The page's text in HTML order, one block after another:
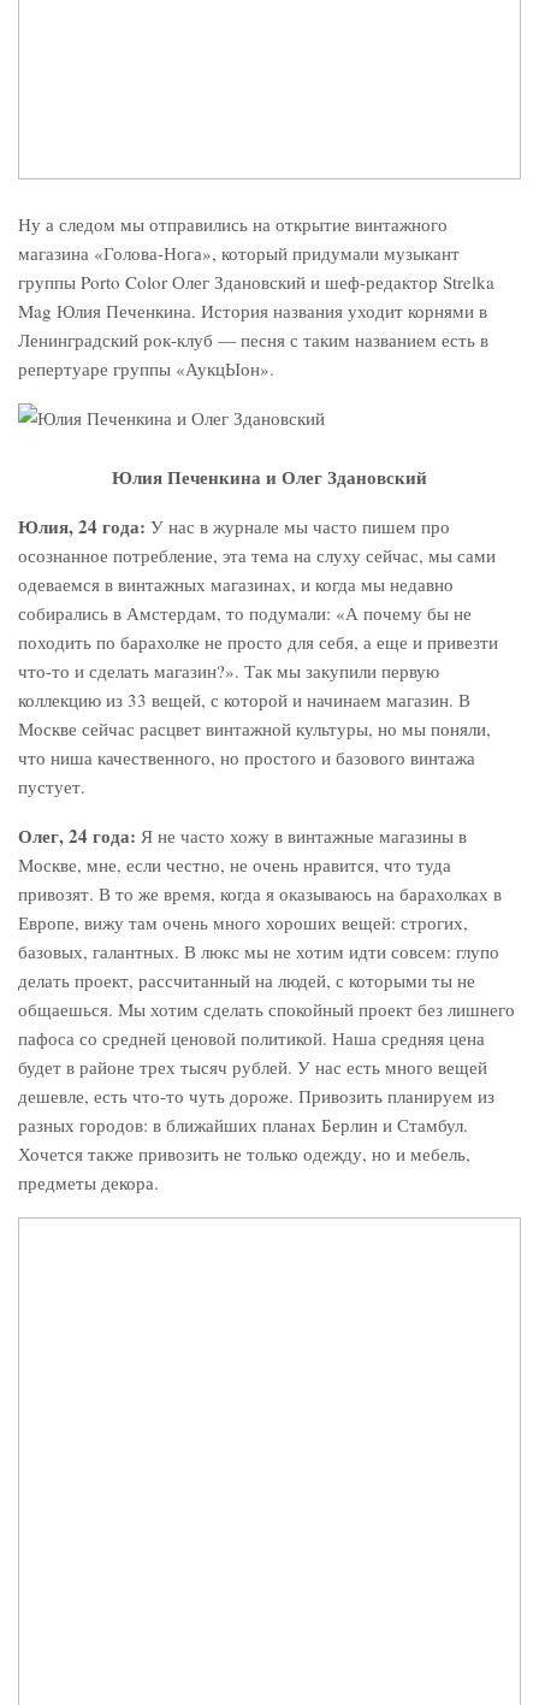
Ну а следом мы отправились на открытие винтажного
магазина «Голова-Нога», который придумали музыкант
группы Porto Color Олег Здановский и шеф-редактор Strelka
Mag Юлия Печенкина. История названия уходит корнями в
Ленинградский рок-клуб — песня с таким названием есть в
репертуаре группы «АукцЫон».
Юлия Печенкина и Олег Здановский
Юлия, 24 года: У нас в журнале мы часто пишем про
осознанное потребление, эта тема на слуху сейчас, мы сами
одеваемся в винтажных магазинах, и когда мы недавно
собирались в Амстердам, то подумали: «А почему бы не
походить по барахолке не просто для себя, а еще и привезти
что-то и сделать магазин?». Так мы закупили первую
коллекцию из 33 вещей, с которой и начинаем магазин. В
Москве сейчас расцвет винтажной культуры, но мы поняли,
что ниша качественного, но простого и базового винтажа
пустует.
Олег, 24 года: Я не часто хожу в винтажные магазины в
Москве, мне, если честно, не очень нравится, что туда
привозят. В то же время, когда я оказываюсь на барахолках в
Европе, вижу там очень много хороших вещей: строгих,
базовых, галантных. В люкс мы не хотим идти совсем: глупо
делать проект, рассчитанный на людей, с которыми ты не
общаешься. Мы хотим сделать спокойный проект без лишнего
пафоса со средней ценовой политикой. Наша средняя цена
будет в районе трех тысяч рублей. У нас есть много вещей
дешевле, есть что-то чуть дороже. Привозить планируем из
разных городов: в ближайших планах Берлин и Стамбул.
Хочется также привозить не только одежду, но и мебель,
предметы декора.